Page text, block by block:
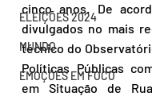
ELEIÇÕES 2024
MUNDO
EMOÇÕES EM FOCO
cinco anos. De
divulgados no mais
técnico do
Políticas Públicas
em Situação de Rua